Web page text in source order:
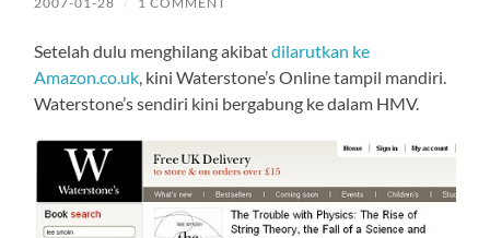
Setelah dulu menghilang akibatdilarutkan ke
Amazon.co.uk , kini Waterstone’s Online tampil mandiri.
Waterstone’s sendiri kini bergabung ke dalam HMV.